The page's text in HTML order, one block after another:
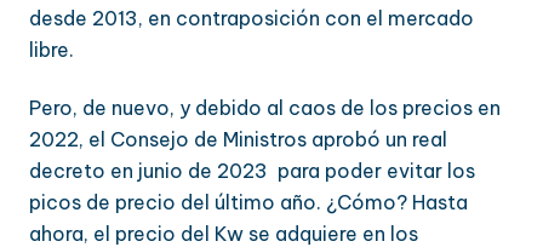
desde 2013, en contraposición con el mercado
libre.
Pero, de nuevo, y debido al caos de los precios en
2022, el Consejo de Ministros aprobó un real
decreto en junio de 2023 para poder evitar los
picos de precio del último año. ¿Cómo? Hasta
ahora, el precio del Kw se adquiere en los